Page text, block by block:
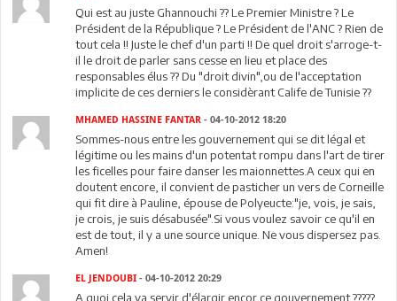
Qui est au juste Ghannouchi ?? Le Premier Ministre ? Le
Président de la République ? Le Président de l'ANC ? Rien de
tout cela !! Juste le chef d'un parti !! De quel droit s'arroge-t-
il le droit de parler sans cesse en lieu et place des
responsables élus ?? Du "droit divin",ou de l'acceptation
implicite de ces derniers le considèrant Calife de Tunisie ??
MHAMED HASSINE FANTAR - 04-10-2012 18:20
Sommes-nous entre les gouvernement qui se dit légal et
légitime ou les mains d'un potentat rompu dans l'art de tirer
les ficelles pour faire danser les maionnettes.A ceux qui en
doutent encore, il convient de pasticher un vers de Corneille
qui fit dire à Pauline, épouse de Polyeucte:"je, vois, je sais,
je crois, je suis désabusée".Si vous voulez savoir ce qu'il en
est de tout, il y a une source unique. Ne vous dispersez pas.
Amen!
EL JENDOUBI - 04-10-2012 20:29
A quoi cela va servir d'élargir encor ce gouvernement ?????